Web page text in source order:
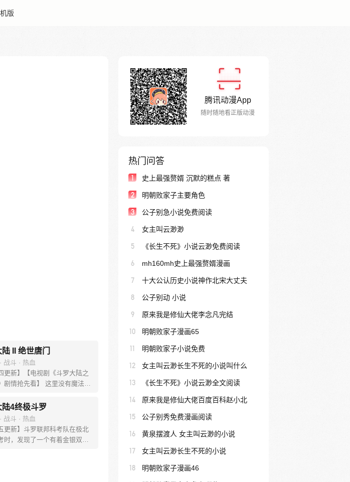
版
II 绝世唐门
战斗 · 热血
更新】【电视剧《斗罗大陆之
剧情抢先看】 这里没有魔法，
之后的斗罗大陆上，唐门式
天骄霍雨浩横空出世，一切的
一一展现。 唐门暗器能否重振
门能否重现辉煌，一切尽绝世
陆4终极斗罗
战斗 · 热血
更新】斗罗联邦科考队在极北
时，发现了一个有着金银双色
腾讯动漫App
随时随地看正版动漫
热门问答
1 史上最强赘婿 沉默的糕点 著
2 明朝败家子主要角色
3 公子别急小说免费阅读
4 女主叫云渺渺
5 《长生不死》小说云渺免费阅读
6 mh160mh史上最强赘婿漫画
7 十大公认历史小说神作北宋大丈夫
8 公子别动 小说
9 原来我是修仙大佬李念凡完结
10 明朝败家子漫画65
11 明朝败家子小说免费
12 女主叫云渺长生不死的小说叫什么
13 《长生不死》小说云渺全文阅读
14 原来我是修仙大佬百度百科赵小北
15 公子别秀免费漫画阅读
16 黄泉摆渡人 女主叫云渺的小说
17 女主叫云渺长生不死的小说
18 明朝败家子漫画46